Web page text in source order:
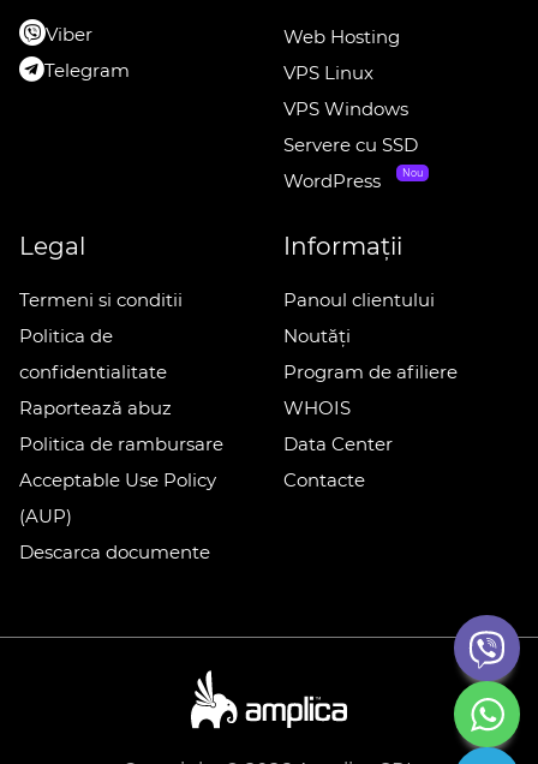
Viber
Telegram
Web Hosting
VPS Linux
VPS Windows
Servere cu SSD
Nou
WordPress
Legal
Termeni si conditii
Politica de
confidentialitate
Raportează abuz
Politica de rambursare
Acceptable Use Policy
(AUP)
Descarca documente
Informații
Panoul clientului
Noutăți
Program de afiliere
WHOIS
Data Center
Contacte